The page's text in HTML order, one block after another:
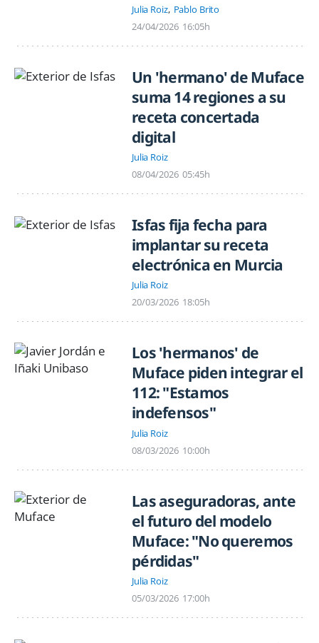
Julia Roiz Pablo Brito
24/04/2026 16:05h
Un 'hermano' de Muface
suma 14 regiones a su
receta concertada
digital
Julia Roiz
08/04/2026 05:45h
Isfas fija fecha para
implantar su receta
electrónica en Murcia
Julia Roiz
20/03/2026 18:05h
Los 'hermanos' de
Muface piden integrar el
112: "Estamos
indefensos"
Julia Roiz
08/03/2026 10:00h
Las aseguradoras, ante
el futuro del modelo
Muface: "No queremos
pérdidas"
Julia Roiz
05/03/2026 17:00h